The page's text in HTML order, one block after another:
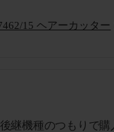
15 ヘアーカッター
継機種のつもりで購